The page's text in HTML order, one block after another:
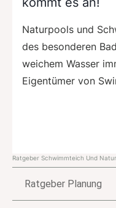
Naturpools und
des besonderen
weichem Wasser
Eigentümer von
Ratgeber Schwimmteich Und
Schwimmteich